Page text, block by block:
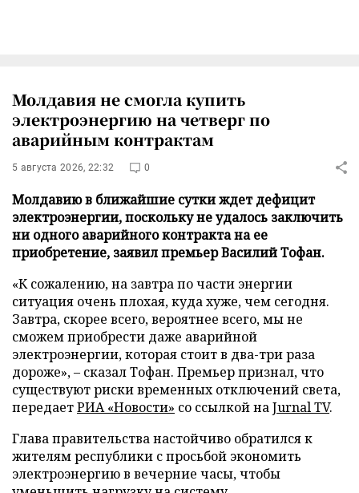
Молдавия не смогла купить
электроэнергию на четверг по
аварийным контрактам
5 августа 2026, 22:32 0
Молдавию в ближайшие сутки ждет дефицит
электроэнергии, поскольку не удалось заключить
ни одного аварийного контракта на ее
приобретение, заявил премьер Василий Тофан.
«К сожалению, на завтра по части энергии
ситуация очень плохая, куда хуже, чем сегодня.
Завтра, скорее всего, вероятнее всего, мы не
сможем приобрести даже аварийной
электроэнергии, которая стоит в два-три раза
дороже», – сказал Тофан. Премьер признал, что
существуют риски временных отключений света,
передаетРИА «Новости» со ссылкой наJurnal TV.
Глава правительства настойчиво обратился к
жителям республики с просьбой экономить
электроэнергию в вечерние часы, чтобы